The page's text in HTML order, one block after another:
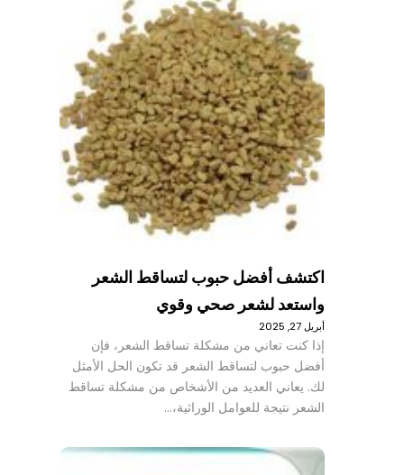
اكتشف أفضل حبوب لتساقط الشعر
واستعد لشعر صحي وقوي
أبريل 27, 2025
إذا كنت تعاني من مشكلة تساقط الشعر، فإن
أفضل حبوب لتساقط الشعر قد تكون الحل الأمثل
لك. يعاني العديد من الأشخاص من مشكلة تساقط
الشعر نتيجة للعوامل الوراثية،…